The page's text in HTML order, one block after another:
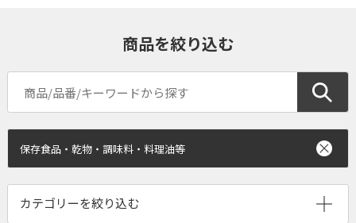
商品を絞り込む
保存食品・乾物・調味料・料理油等